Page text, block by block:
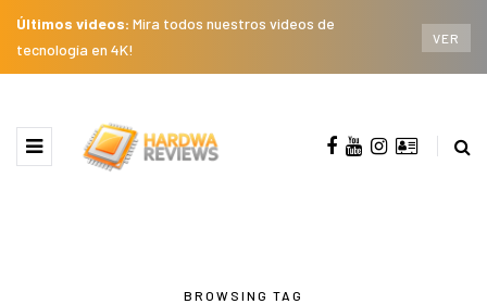
Últimos videos: Mira todos nuestros videos de
tecnología en 4K!
VER
BROWSING TAG